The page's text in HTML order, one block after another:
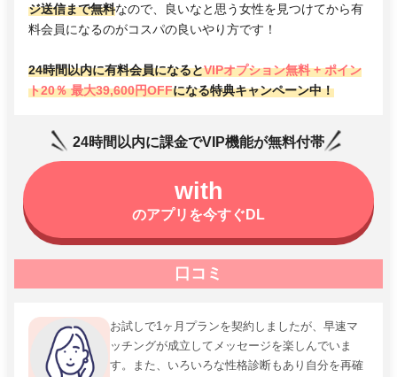
ジ送信まで無料なので、良いなと思う女性を見つけてから有
料会員になるのがコスパの良いやり方です！
24時間以内に有料会員になるとVIPオプション無料 + ポイン
ト20％ 最大39,600円OFFになる特典キャンペーン中！
24時間以内に課金でVIP機能が無料付帯
with
のアプリを今すぐDL
口コミ
お試しで1ヶ月プランを契約しましたが、早速マ
ッチングが成立してメッセージを楽しんでいま
す。また、いろいろな性格診断もあり自分を再確